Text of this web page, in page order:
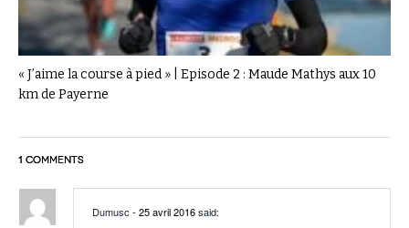
« J’aime la course à pied » | Episode 2 : Maude Mathys aux 10
km de Payerne
1 COMMENTS
Dumusc - 25 avril 2016said: